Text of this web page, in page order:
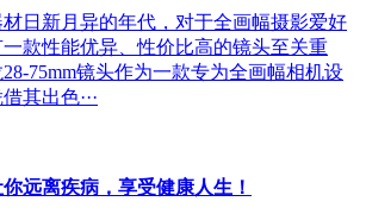
日新月异的年代，对于全画幅摄影爱好
款性能优异、性价比高的镜头至关重
75mm镜头作为一款专为全画幅相机设
其出色···
远离疾病，享受健康人生！